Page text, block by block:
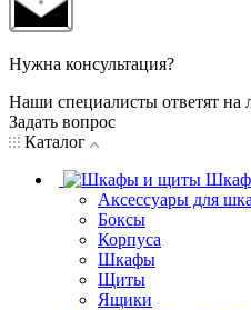
Нужна консультация?
Наши специалисты ответят
Задать вопрос
Каталог
Аксессуары для
Боксы
Корпуса
Шкафы
Щиты
Ящики